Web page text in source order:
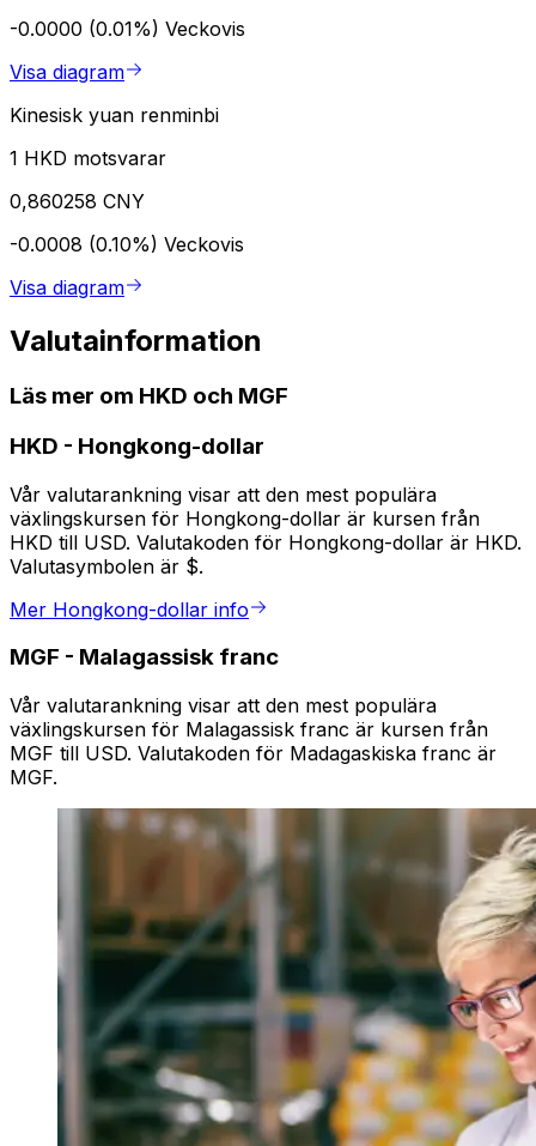
-0.0000 (0.01%) Veckovis
Visa diagram
Kinesisk yuan renminbi
1 HKD motsvarar
0,860258 CNY
-0.0008 (0.10%) Veckovis
Visa diagram
Valutainformation
Läs mer om HKD och MGF
HKD - Hongkong-dollar
Vår valutarankning visar att den mest populära
växlingskursen för Hongkong-dollar är kursen från
HKD till USD. Valutakoden för Hongkong-dollar är HKD.
Valutasymbolen är $.
Mer Hongkong-dollar info
MGF - Malagassisk franc
Vår valutarankning visar att den mest populära
växlingskursen för Malagassisk franc är kursen från
MGF till USD. Valutakoden för Madagaskiska franc är
MGF.